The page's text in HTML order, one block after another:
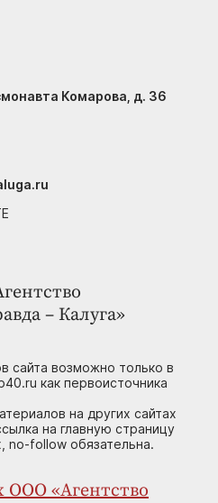
– Калуга»
сайта возможно только в
как первоисточника
на других сайтах
на главную страницу
no-follow обязательна.
ООО «Агентство
Комарова, д. 36